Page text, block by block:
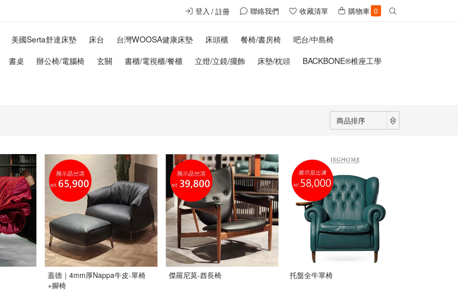
登入 註冊 聯絡我們 收藏清單 購物車 0
美國Serta舒達床墊 床台 台灣WOOSA健康床墊 床頭櫃 餐椅/書房椅
吧台/中島椅
書桌 辦公椅/電腦椅 玄關 書櫃/電視櫃/餐櫃 立燈/立鏡/擺飾 床墊/枕頭
BACKBONE®椎座工學
蓋德｜4mm厚Nappa牛皮-單椅
+腳椅
傑羅尼莫-酋長椅 托盤全牛單椅